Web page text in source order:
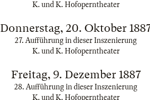
K. und K. Hofoperntheater
Donnerstag, 20. Oktober
27. Aufführung in dieser Inszenierung
K. und K. Hofoperntheater
Freitag, 9. Dezember 1887
28. Aufführung in dieser Inszenierung
K. und K. Hofoperntheater